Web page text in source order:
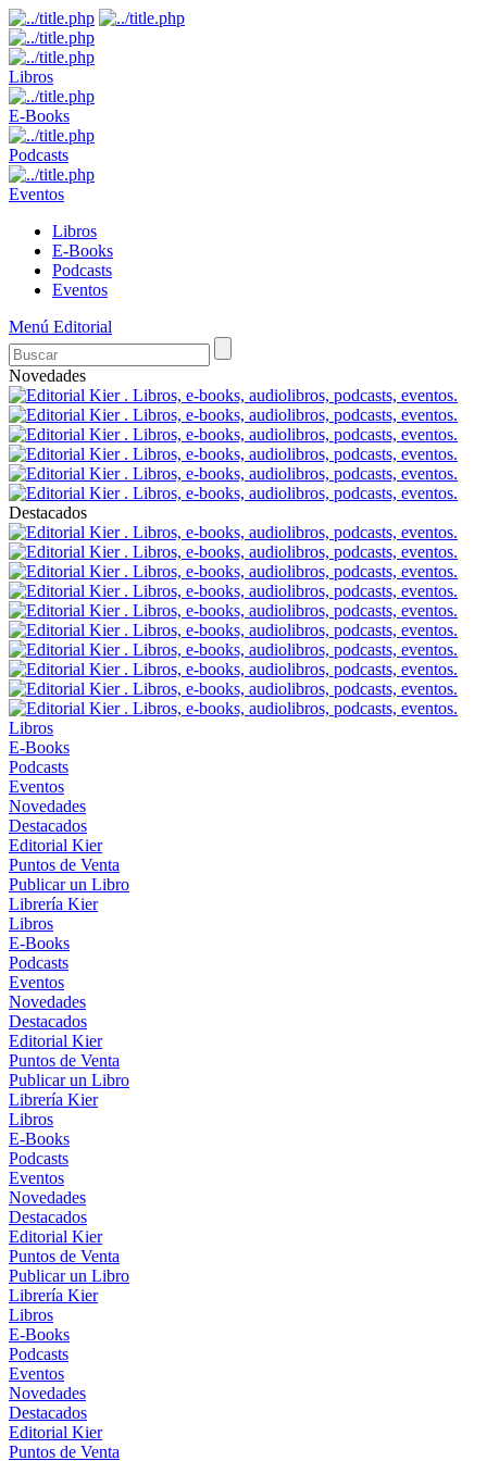
Libros
E-Books
Podcasts
Eventos
Libros
E-Books
Podcasts
Eventos
Menú Editorial
Novedades
Destacados
Libros
E-Books
Podcasts
Eventos
Novedades
Destacados
Editorial Kier
Puntos de Venta
Publicar un Libro
Librería Kier
Libros
E-Books
Podcasts
Eventos
Novedades
Destacados
Editorial Kier
Puntos de Venta
Publicar un Libro
Librería Kier
Libros
E-Books
Podcasts
Eventos
Novedades
Destacados
Editorial Kier
Puntos de Venta
Publicar un Libro
Librería Kier
Libros
E-Books
Podcasts
Eventos
Novedades
Destacados
Editorial Kier
Puntos de Venta